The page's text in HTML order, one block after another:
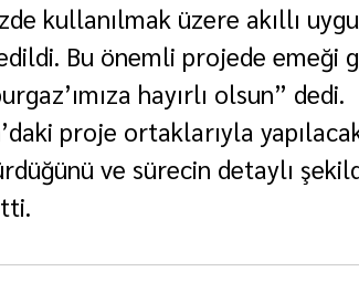
kullanılmak üzere akıllı
Bu önemli projede emeği
hayırlı olsun” dedi.
proje ortaklarıyla
ve sürecin detaylı